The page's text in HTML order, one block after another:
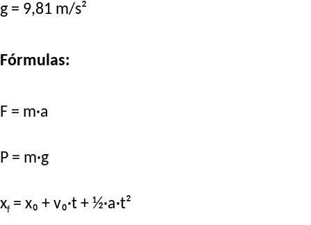
g = 9,81 m/s²
Fórmulas:
F = m·a
P = m·g
xf= x₀ + v₀·t + ½·a·t²